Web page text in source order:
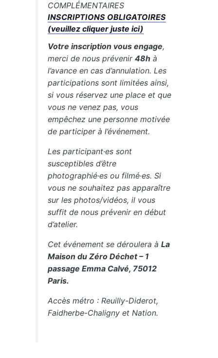
COMPLÉMENTAIRES
INSCRIPTIONS OBLIGATOIRES
(veuillez cliquer juste ici)
Votre inscription vous engage,
merci de nous prévenir48h à
l’avance en cas d’annulation. Les
participations sont limitées ainsi,
si vous réservez une place et que
vous ne venez pas, vous
empêchez une personne motivée
de participer à l’événement.
Les participant·es sont
susceptibles d’être
photographié·es ou filmé·es. Si
vous ne souhaitez pas apparaître
sur les photos/vidéos, il vous
suffit de nous prévenir en début
d’atelier.
Cet événement se déroulera àLa
Maison du Zéro Déchet – 1
passage Emma Calvé, 75012
Paris.
Accès métro : Reuilly-Diderot,
Faidherbe-Chaligny et Nation.